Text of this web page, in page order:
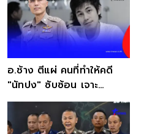
อ.ช้าง ตีแผ่ คนที่ทำให้คดี
"นัทปง" ซับซ้อน เจาะ
พฤติกรรมคนใกล้ตัว